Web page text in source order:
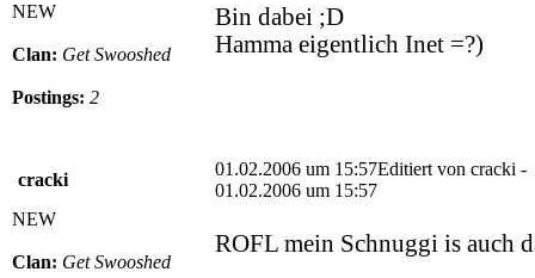
NEW
Clan: Get Swooshed
Postings: 2
Bin dabei ;D
Hamma eigentlich Inet =?)
cracki
01.02.2006 um 15:57Editiert von cracki -
01.02.2006 um 15:57
NEW
Clan: Get Swooshed
ROFL mein Schnuggi is auch